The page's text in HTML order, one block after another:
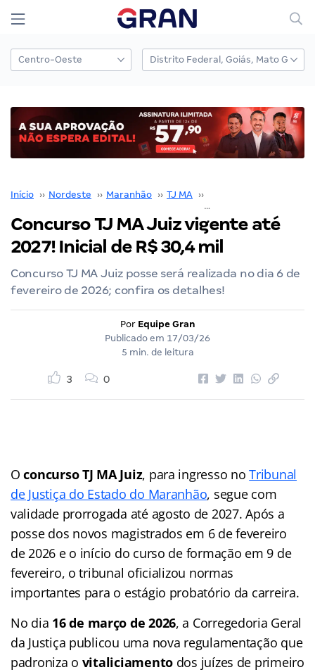
Início ›› Nordeste ›› Maranhão ›› TJ MA ››
Concurso TJ MA Juiz vigente até
2027! Inicial de R$ 30,4 mil
Concurso TJ MA Juiz posse será realizada no dia 6 de
fevereiro de 2026; confira os detalhes!
Por Equipe Gran
Publicado em 17/03/26
5 min. de leitura
3 0
Oconcurso TJ MA Juiz, para ingresso noTribunal
de Justiça do Estado do Maranhão, segue com
validade prorrogada até agosto de 2027. Após a
posse dos novos magistrados em 6 de fevereiro
de 2026 e o início do curso de formação em 9 de
fevereiro, o tribunal oficializou normas
importantes para o estágio probatório da carreira.
No dia 16 de março de 2026, a Corregedoria Geral
da Justiça publicou uma nova regulamentação que
padroniza o vitaliciamento dos juízes de primeiro